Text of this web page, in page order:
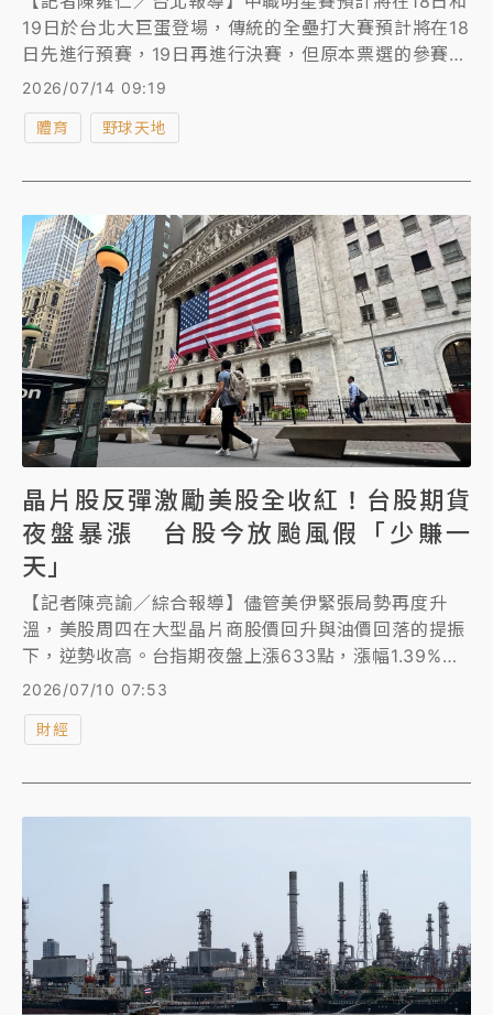
19日於台北大巨蛋登場，傳統的全壘打大賽預計將在18
日先進行預賽，19日再進行決賽，但原本票選的參賽名
單卻出現大洗牌，票選前8的球員最終僅剩2人參賽，引
2026/07/14 09:19
體育 野球天地
晶片股反彈激勵美股全收紅！台股期貨
夜盤暴漲 台股今放颱風假「少賺一
天」
【記者陳亮諭／綜合報導】儘管美伊緊張局勢再度升
溫，美股周四在大型晶片商股價回升與油價回落的提振
下，逆勢收高。台指期夜盤上漲633點，漲幅1.39%，
收46281點。 今天（10日）因巴威颱風來襲，台北市
停班停課，台股集中及櫃買市場休市一天。網友在PTT
股票版直呼「少賺一天」、「擋人財路啊」。
2026/07/10 07:53
財經